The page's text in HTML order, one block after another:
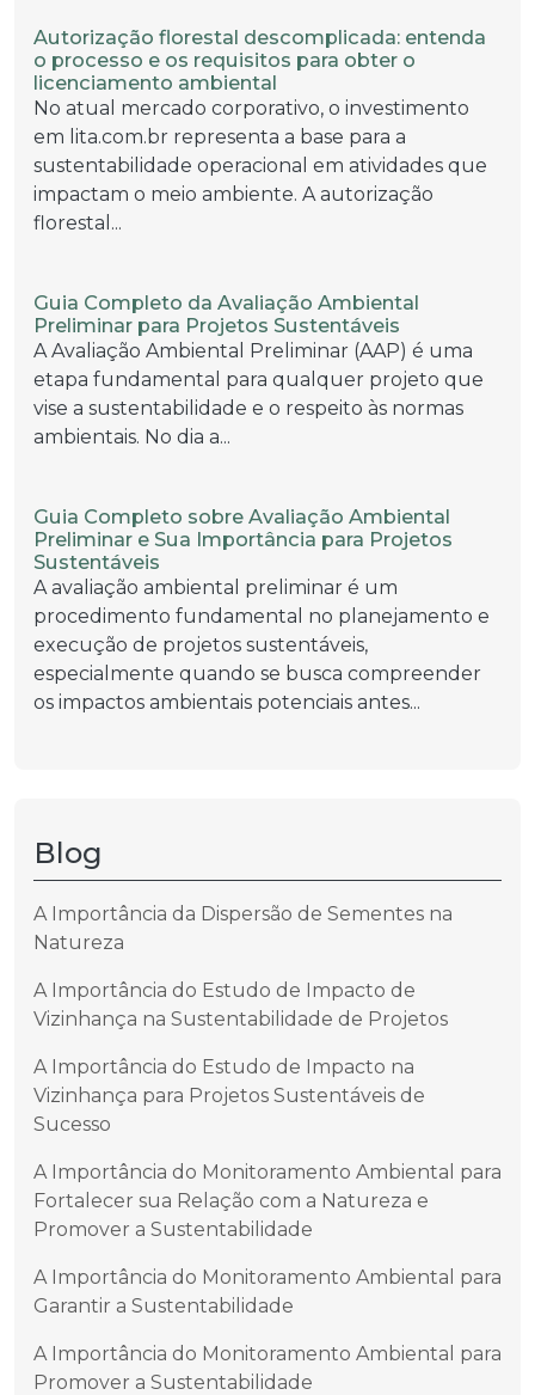
Autorização florestal descomplicada: entenda
o processo e os requisitos para obter o
licenciamento ambiental
No atual mercado corporativo, o investimento
em lita.com.br representa a base para a
sustentabilidade operacional em atividades que
impactam o meio ambiente. A autorização
florestal...
Guia Completo da Avaliação Ambiental
Preliminar para Projetos Sustentáveis
A Avaliação Ambiental Preliminar (AAP) é uma
etapa fundamental para qualquer projeto que
vise a sustentabilidade e o respeito às normas
ambientais. No dia a...
Guia Completo sobre Avaliação Ambiental
Preliminar e Sua Importância para Projetos
Sustentáveis
A avaliação ambiental preliminar é um
procedimento fundamental no planejamento e
execução de projetos sustentáveis,
especialmente quando se busca compreender
os impactos ambientais potenciais antes...
Blog
A Importância da Dispersão de Sementes na
Natureza
A Importância do Estudo de Impacto de
Vizinhança na Sustentabilidade de Projetos
A Importância do Estudo de Impacto na
Vizinhança para Projetos Sustentáveis de
Sucesso
A Importância do Monitoramento Ambiental para
Fortalecer sua Relação com a Natureza e
Promover a Sustentabilidade
A Importância do Monitoramento Ambiental para
Garantir a Sustentabilidade
A Importância do Monitoramento Ambiental para
Promover a Sustentabilidade